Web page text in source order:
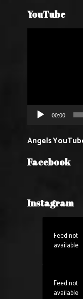
YouTube
00:00
Angels
Facebook
Instagram
Feed not
available
Feed not
available